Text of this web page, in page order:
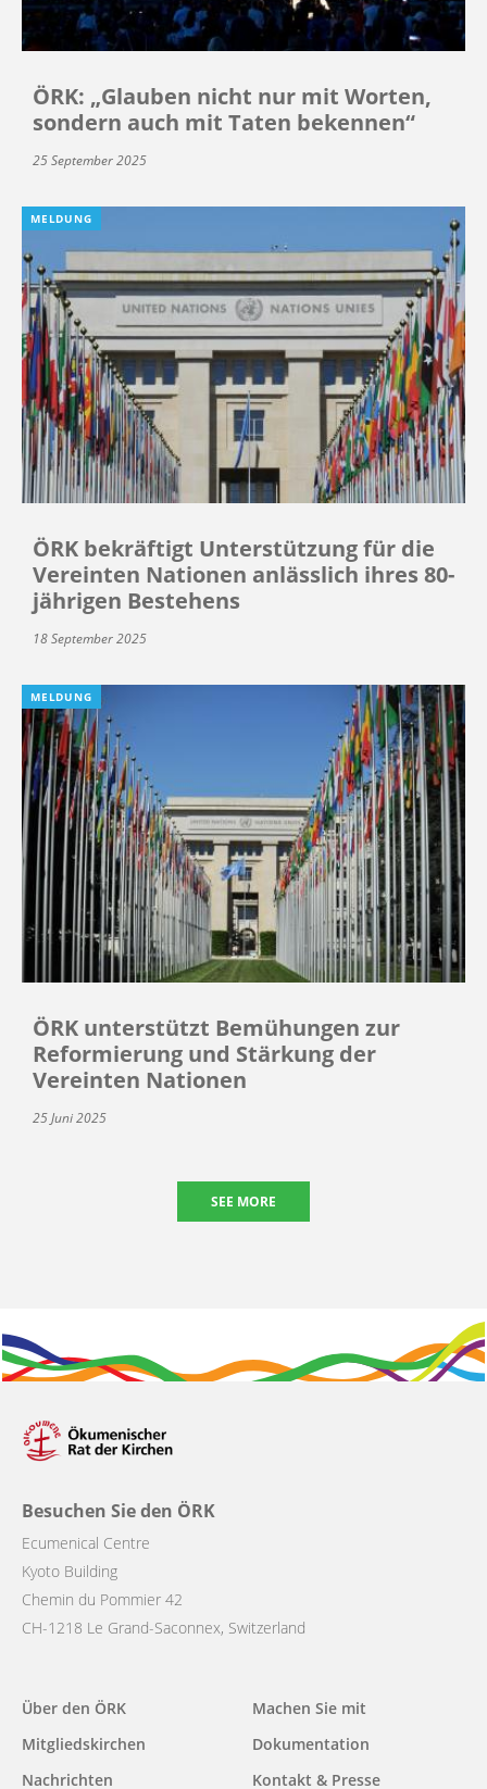
ÖRK: „Glauben nicht nur mit Worten,
sondern auch mit Taten bekennen“
25 September 2025
MELDUNG
ÖRK bekräftigt Unterstützung für die
Vereinten Nationen anlässlich ihres 80-
jährigen Bestehens
18 September 2025
MELDUNG
ÖRK unterstützt Bemühungen zur
Reformierung und Stärkung der
Vereinten Nationen
25 Juni 2025
SEE MORE
Besuchen Sie den ÖRK
Ecumenical Centre
Kyoto Building
Chemin du Pommier 42
CH-1218 Le Grand-Saconnex, Switzerland
Main
navigation
Über den ÖRK
Mitgliedskirchen
Nachrichten
Machen Sie mit
Dokumentation
Kontakt & Presse